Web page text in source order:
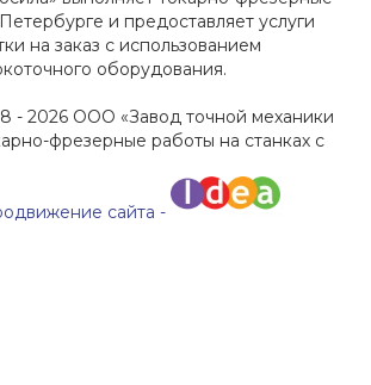
и предоставляет услуги
на заказ с использованием
оборудования.
- 2026 ООО «Завод точной механики
фрезерные работы на станках с
сайта -